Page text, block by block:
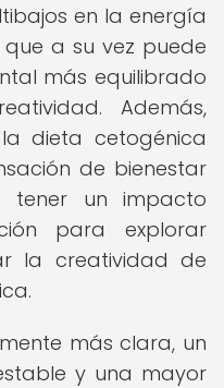
en la energía
a su vez puede
más equilibrado
Además,
dieta cetogénica
de bienestar
tener un impacto
para explorar
la creatividad de
más clara, un
y una mayor